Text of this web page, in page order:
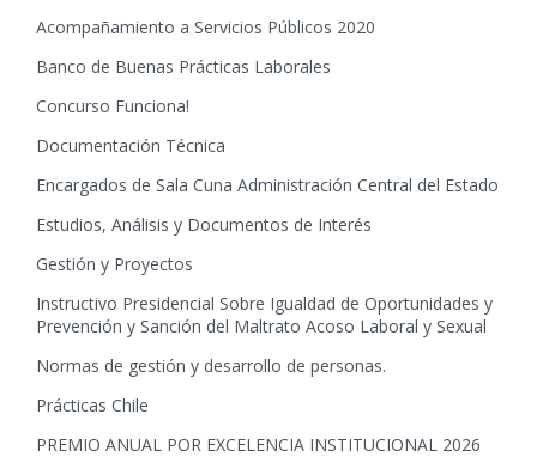
Acompañamiento a Servicios Públicos 2020
Banco de Buenas Prácticas Laborales
Concurso Funciona!
Documentación Técnica
Encargados de Sala Cuna Administración Central del Estado
Estudios, Análisis y Documentos de Interés
Gestión y Proyectos
Instructivo Presidencial Sobre Igualdad de Oportunidades y
Prevención y Sanción del Maltrato Acoso Laboral y Sexual
Normas de gestión y desarrollo de personas.
Prácticas Chile
PREMIO ANUAL POR EXCELENCIA INSTITUCIONAL 2026